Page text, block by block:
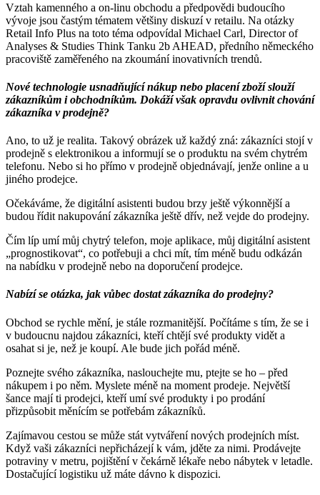
Vztah kamenného a on-linu obchodu a předpovědi budoucího
vývoje jsou častým tématem většiny diskuzí v retailu. Na otázky
Retail Info Plus na toto téma odpovídal Michael Carl, Director of
Analyses & Studies Think Tanku 2b AHEAD, předního německého
pracoviště zaměřeného na zkoumání inovativních trendů.
Nové technologie usnadňující nákup nebo placení zboží slouží
zákazníkům i obchodníkům. Dokáží však opravdu ovlivnit chování
zákazníka v prodejně?
Ano, to už je realita. Takový obrázek už každý zná: zákazníci stojí v
prodejně s elektronikou a informují se o produktu na svém chytrém
telefonu. Nebo si ho přímo v prodejně objednávají, jenže online a u
jiného prodejce.
Očekáváme, že digitální asistenti budou brzy ještě výkonnější a
budou řídit nakupování zákazníka ještě dřív, než vejde do prodejny.
Čím líp umí můj chytrý telefon, moje aplikace, můj digitální asistent
„prognostikovat“, co potřebuji a chci mít, tím méně budu odkázán
na nabídku v prodejně nebo na doporučení prodejce.
Nabízí se otázka, jak vůbec dostat zákazníka do prodejny?
Obchod se rychle mění, je stále rozmanitější. Počítáme s tím, že se i
v budoucnu najdou zákazníci, kteří chtějí své produkty vidět a
osahat si je, než je koupí. Ale bude jich pořád méně.
Poznejte svého zákazníka, naslouchejte mu, ptejte se ho – před
nákupem i po něm. Myslete méně na moment prodeje. Největší
šance mají ti prodejci, kteří umí své produkty i po prodání
přizpůsobit měnícím se potřebám zákazníků.
Zajímavou cestou se může stát vytváření nových prodejních míst.
Když vaši zákazníci nepřicházejí k vám, jděte za nimi. Prodávejte
potraviny v metru, pojištění v čekárně lékaře nebo nábytek v letadle.
Dostačující logistiku už máte dávno k dispozici.